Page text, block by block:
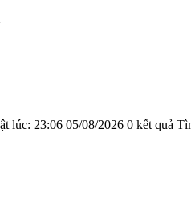
lúc: 23:06 05/08/2026 0 kết quả